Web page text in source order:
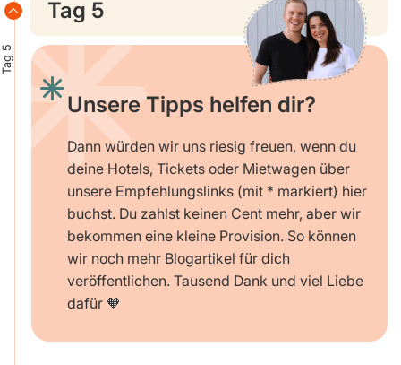
Tag 5
Tag 5
Unsere Tipps helfen dir?
Dann würden wir uns riesig freuen, wenn du
deine Hotels, Tickets oder Mietwagen über
unsere Empfehlungslinks (mit * markiert) hier
buchst. Du zahlst keinen Cent mehr, aber wir
bekommen eine kleine Provision. So können
wir noch mehr Blogartikel für dich
veröffentlichen. Tausend Dank und viel Liebe
dafür 🧡